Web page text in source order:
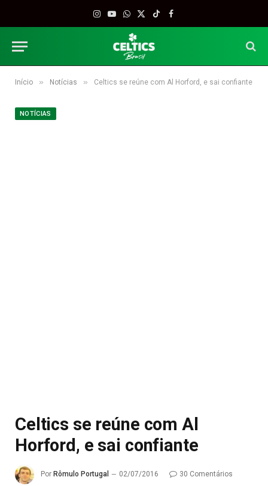
Instagram
YouTube
WhatsApp
X
TikTokFacebook
Início » Notícias » Celtics se reúne com Al Horford, e sai confiante
NOTÍCIAS
Celtics se reúne com Al
Horford, e sai confiante
Por Rômulo Portugal 02/07/2016
30 Comentários